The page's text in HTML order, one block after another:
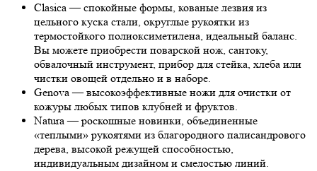
Clasica — спокойные формы, кованые лезвия из
цельного куска стали, округлые рукоятки из
термостойкого полиоксиметилена, идеальный баланс.
Вы можете приобрести поварской нож, сантоку,
обвалочный инструмент, прибор для стейка, хлеба или
чистки овощей отдельно и в наборе.
Genova — высокоэффективные ножи для очистки от
кожуры любых типов клубней и фруктов.
Natura — роскошные новинки, объединенные
«теплыми» рукоятями из благородного палисандрового
дерева, высокой режущей способностью,
индивидуальным дизайном и смелостью линий.